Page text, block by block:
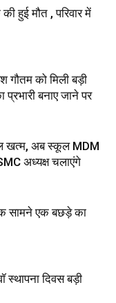
हुई मौत , परिवार में
गौतम को मिली बड़ी
प्रभारी बनाए जाने पर
खत्म, अब स्कूल MDM
अध्यक्ष चलाएंगे
सामने एक बछड़े का
दिवस बड़ी